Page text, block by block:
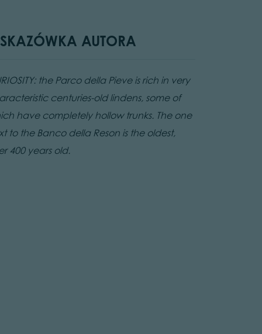
AUTORA
the Parco della Pieve is rich in very
centuries-old lindens, some of
have completely hollow trunks. The one
to the Banco della Reson is the oldest,
400 years old.